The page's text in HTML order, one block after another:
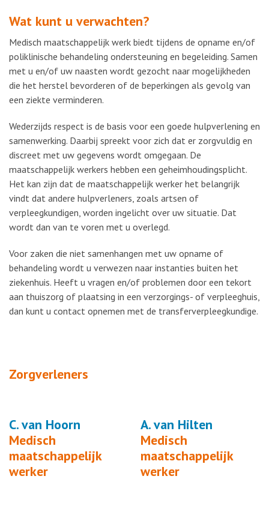
Wat kunt u verwachten?
Medisch maatschappelijk werk biedt tijdens de opname en/of
poliklinische behandeling ondersteuning en begeleiding. Samen
met u en/of uw naasten wordt gezocht naar mogelijkheden
die het herstel bevorderen of de beperkingen als gevolg van
een ziekte verminderen.
Wederzijds respect is de basis voor een goede hulpverlening en
samenwerking. Daarbij spreekt voor zich dat er zorgvuldig en
discreet met uw gegevens wordt omgegaan. De
maatschappelijk werkers hebben een geheimhoudingsplicht.
Het kan zijn dat de maatschappelijk werker het belangrijk
vindt dat andere hulpverleners, zoals artsen of
verpleegkundigen, worden ingelicht over uw situatie. Dat
wordt dan van te voren met u overlegd.
Voor zaken die niet samenhangen met uw opname of
behandeling wordt u verwezen naar instanties buiten het
ziekenhuis. Heeft u vragen en/of problemen door een tekort
aan thuiszorg of plaatsing in een verzorgings- of verpleeghuis,
dan kunt u contact opnemen met de transferverpleegkundige.
Zorgverleners
C. van Hoorn
Medisch
maatschappelijk
werker
A. van Hilten
Medisch
maatschappelijk
werker